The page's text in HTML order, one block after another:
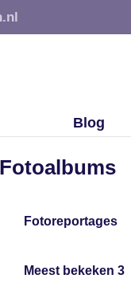
Blog
Fotoalbums
Fotoreportages
Meest bekeken 3